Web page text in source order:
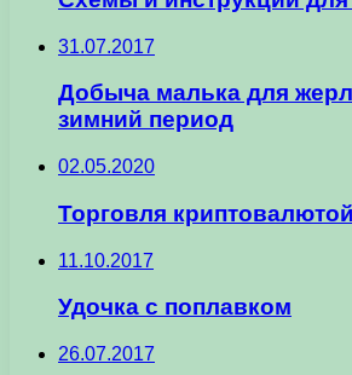
31.07.2017
Добыча малька для
зимний период
02.05.2020
Торговля
11.10.2017
Удочка с поплавком
26.07.2017